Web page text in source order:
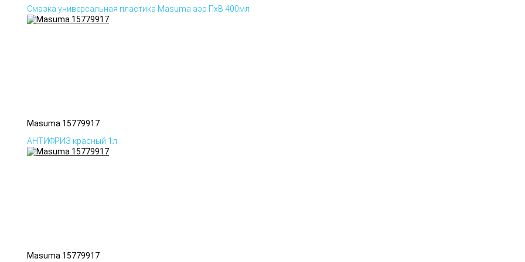
Смазка универсальная пластика Masuma аэр ПхВ 400мл
Masuma 15779917
АНТИФРИЗ красный 1л.
Masuma 15779917